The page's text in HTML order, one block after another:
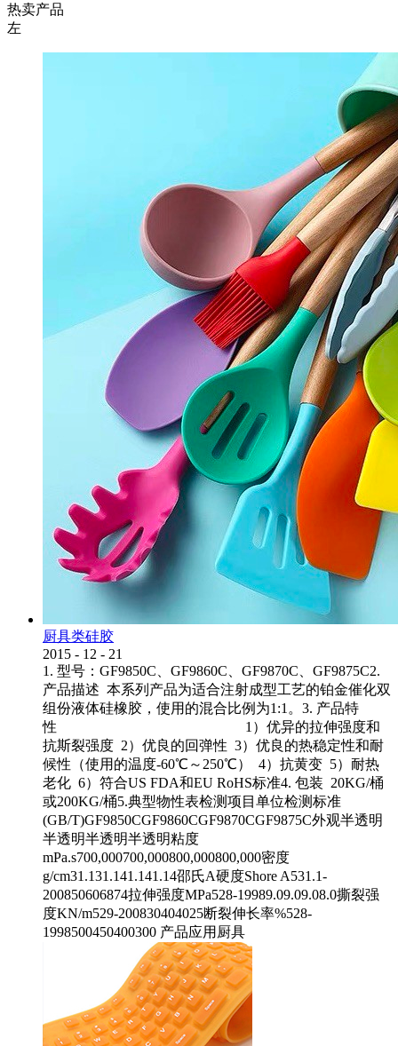
热卖产品
左
厨具类硅胶
2015 - 12 - 21
1. 型号：GF9850C、GF9860C、GF9870C、GF9875C2.
产品描述 本系列产品为适合注射成型工艺的铂金催化双
组份液体硅橡胶，使用的混合比例为1:1。3. 产品特
性 1）优异的拉伸强度和
抗斯裂强度 2）优良的回弹性 3）优良的热稳定性和耐
候性（使用的温度-60℃～250℃） 4）抗黄变 5）耐热
老化 6）符合US FDA和EU RoHS标准4. 包装 20KG/桶
或200KG/桶5.典型物性表检测项目单位检测标准
(GB/T)GF9850CGF9860CGF9870CGF9875C外观半透明
半透明半透明半透明粘度
mPa.s700,000700,000800,000800,000密度
g/cm31.131.141.141.14邵氏A硬度Shore A531.1-
200850606874拉伸强度MPa528-19989.09.09.08.0撕裂强
度KN/m529-200830404025断裂伸长率%528-
1998500450400300 产品应用厨具